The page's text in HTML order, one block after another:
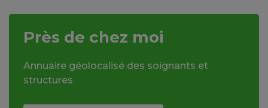
Près de chez moi
Annuaire géolocalisé des soignants et
structures